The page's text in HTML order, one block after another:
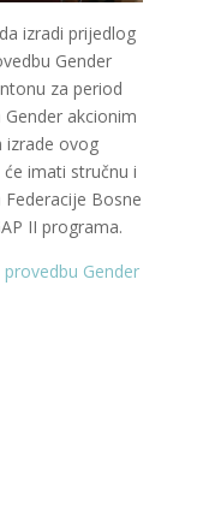
izradi prijedlog
Gender
za period
akcionim
izrade ovog
imati stručnu i
Bosne
II programa.
Gender